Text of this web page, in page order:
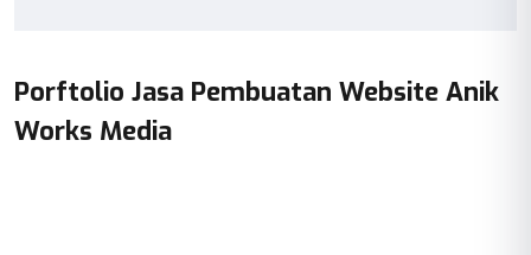
Porftolio Jasa Pembuatan Website Anik
Works Media